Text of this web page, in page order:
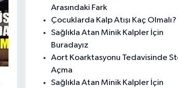
Arasındaki Fark
Çocuklarda Kalp Atışı Kaç Olmalı?
Sağlıkla Atan Minik Kalpler İçin
Buradayız
Aort Koarktasyonu Tedavisinde
Açma
Sağlıkla Atan Minik Kalpler İçin